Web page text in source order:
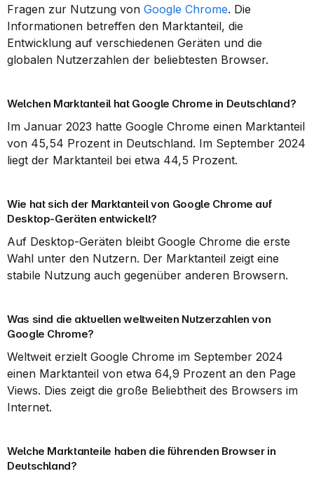
Fragen zur Nutzung von Google Chrome. Die
Informationen betreffen den Marktanteil, die
Entwicklung auf verschiedenen Geräten und die
globalen Nutzerzahlen der beliebtesten Browser.
Welchen Marktanteil hat Google Chrome in Deutschland?
Im Januar 2023 hatte Google Chrome einen Marktanteil
von 45,54 Prozent in Deutschland. Im September 2024
liegt der Marktanteil bei etwa 44,5 Prozent.
Wie hat sich der Marktanteil von Google Chrome auf
Desktop-Geräten entwickelt?
Auf Desktop-Geräten bleibt Google Chrome die erste
Wahl unter den Nutzern. Der Marktanteil zeigt eine
stabile Nutzung auch gegenüber anderen Browsern.
Was sind die aktuellen weltweiten Nutzerzahlen von
Google Chrome?
Weltweit erzielt Google Chrome im September 2024
einen Marktanteil von etwa 64,9 Prozent an den Page
Views. Dies zeigt die große Beliebtheit des Browsers im
Internet.
Welche Marktanteile haben die führenden Browser in
Deutschland?